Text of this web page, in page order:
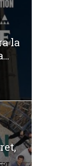
la